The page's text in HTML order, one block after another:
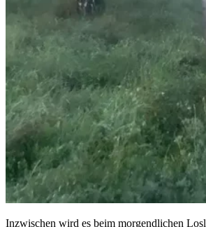
Inzwischen wird es beim morgendlichen